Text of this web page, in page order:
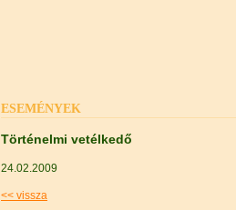
ESEMÉNYEK
Történelmi vetélkedő
24.02.2009
<< vissza